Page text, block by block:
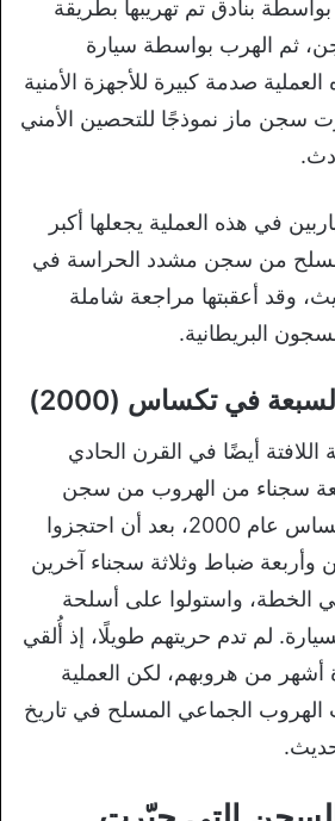
بنادق تم تهريبها بطريقة
ثم الهرب بواسطة سيارة
صدمة كبيرة للأجهزة الأمنية
سجن ماز نموذجًا للتحصين الأمني
في هذه العملية يجعلها أكبر
من سجن مشدد الحراسة في
وقد أعقبتها مراجعة شاملة
البريطانية.
في تكساس (2000)
اللافتة أيضًا في القرن الحادي
سجناء من الهروب من سجن
جون كونالي بولاية تكساس عام 2000، بعد أن احتجزوا
ضباط وثلاثة سجناء آخرين
الخطة، واستولوا على أسلحة
لم تدم حريتهم طويلًا، إذ أُلقي
أشهر من هروبهم، لكن العملية
الجماعي المسلح في تاريخ